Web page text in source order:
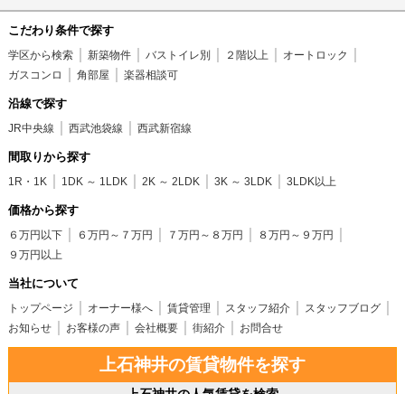
こだわり条件で探す
学区から検索 新築物件 バストイレ別 ２階以上
オートロック
ガスコンロ
角部屋 楽器相談可
沿線で探す
JR中央線 西武池袋線 西武新宿線
間取りから探す
1R・1K 1DK ～ 1LDK 2K ～ 2LDK 3K ～ 3LDK 3LDK以上
価格から探す
６万円以下 ６万円～７万円 ７万円～８万円
８万円～９万円
９万円以上
当社について
トップページ オーナー様へ 賃貸管理 スタッフ紹介
スタッフブログ
お知らせ
お客様の声 会社概要 街紹介 お問合せ
上石神井の賃貸物件を探す